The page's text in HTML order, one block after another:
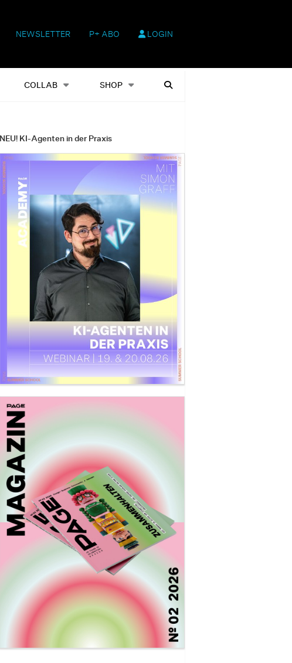
NEWSLETTER P+ ABO LOGIN
COLLAB SHOP
Shop Heftausgaben Suchen
NEU! KI-Agenten in der Praxis